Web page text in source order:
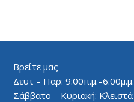
Βρείτε μας
Δευτ – Παρ: 9:00π.μ.–6:00μ.μ.
Σάββατο – Κυριακή: Κλειστά